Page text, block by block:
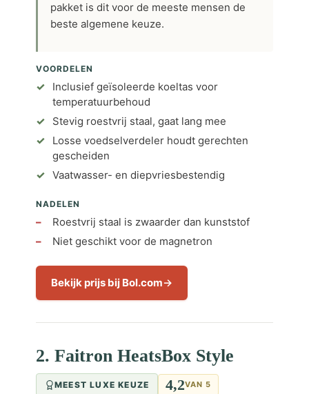
pakket is dit voor de meeste mensen de
beste algemene keuze.
VOORDELEN
Inclusief geïsoleerde koeltas voor
temperatuurbehoud
Stevig roestvrij staal, gaat lang mee
Losse voedselverdeler houdt gerechten
gescheiden
Vaatwasser- en diepvriesbestendig
NADELEN
Roestvrij staal is zwaarder dan kunststof
Niet geschikt voor de magnetron
Bekijk prijs bij Bol.com
2. Faitron HeatsBox Style
MEEST LUXE KEUZE 4,2VAN 5